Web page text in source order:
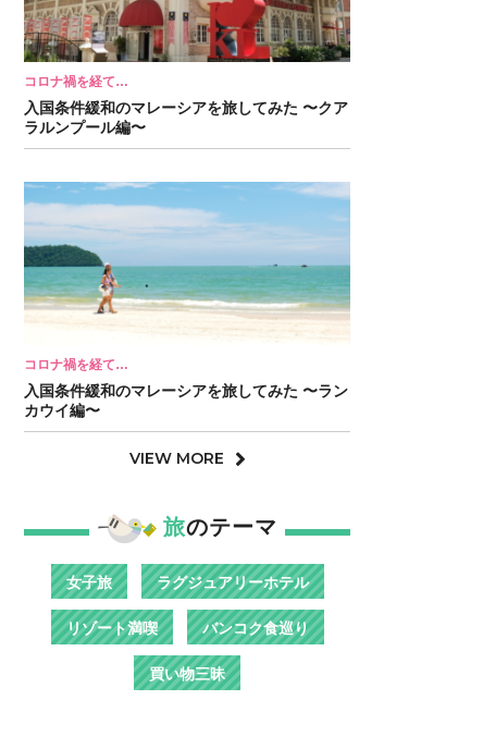
コロナ禍を経て…
入国条件緩和のマレーシアを旅してみた 〜クア
ラルンプール編〜
コロナ禍を経て…
入国条件緩和のマレーシアを旅してみた 〜ラン
カウイ編〜
VIEW MORE
旅のテーマ
女子旅 ラグジュアリーホテル
リゾート満喫 バンコク食巡り
買い物三昧